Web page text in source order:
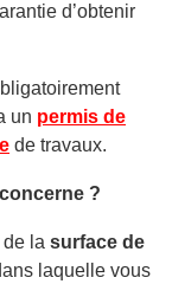
d’obtenir
un permis de
de travaux.
?
de la surface de
laquelle vous